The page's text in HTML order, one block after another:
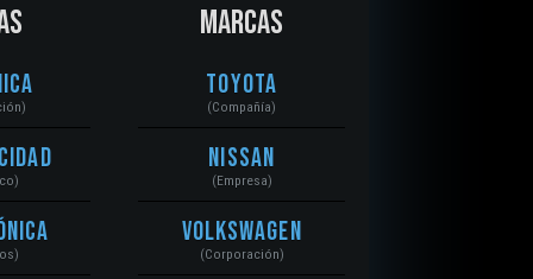
MARCAS
Toyota
(Compañía)
Nissan
(Empresa)
Volkswagen
(Corporación)